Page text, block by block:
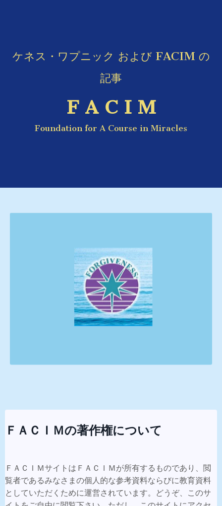
ケネス・ワプニック および FACIM の
記事
F A C I M
Foundation for A Course in Miracles
ＦＡＣＩＭの著作権について
ＦＡＣＩＭサイトはＦＡＣＩＭが所有するものであり、閲
覧者であるみなさまの個人的な参考資料ならびに教育資料
としていただくために運営されています。どうぞ、このサ